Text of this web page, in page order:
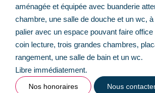
aménagée et équipée avec buanderie
chambre, une salle de douche et un wc,
palier avec un espace pouvant faire office
coin lecture, trois grandes chambres,
rangement, une salle de bain et un wc.
Libre immédiatement.
Nos honoraires Nous